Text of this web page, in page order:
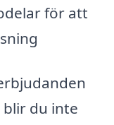
för att
blir du inte